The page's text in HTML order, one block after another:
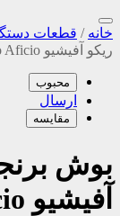
خانه / قطعات
ریکو آفیشیو Richo Aficio
محبوب
ارسال
مقایسه
بوش
آفیشیو Richo Aficio